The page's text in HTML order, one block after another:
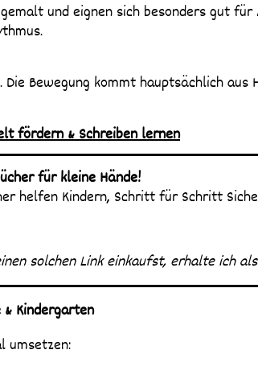
und eignen sich besonders gut
Bewegung kommt hauptsächlich
fördern & Schreiben lernen
für kleine Hände!
helfen Kindern, Schritt für Schritt
solchen Link einkaufst, erhalte ich
Kindergarten
umsetzen: